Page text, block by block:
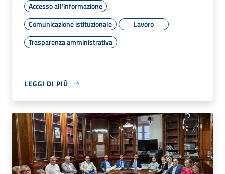
Accesso all'informazione
Comunicazione istituzionale
Lavoro
Trasparenza amministrativa
LEGGI DI PIÙ